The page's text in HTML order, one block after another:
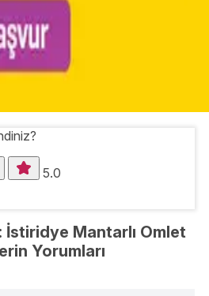
5.0
İstiridye Mantarlı Omlet
Yorumları